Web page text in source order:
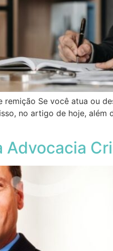
Se você atua ou
no artigo de hoje,